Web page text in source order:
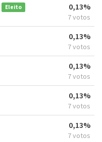
Eleito 0,13%
7 votos
0,13%
7 votos
0,13%
7 votos
0,13%
7 votos
0,13%
7 votos